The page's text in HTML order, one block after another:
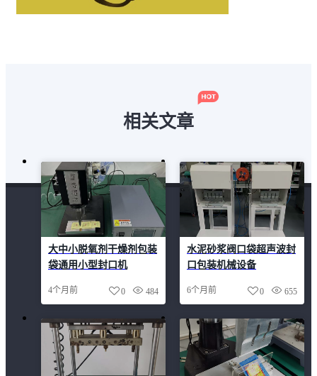
相关文章
大中小脱氧剂干燥剂包装
袋通用小型封口机
4个月前 484
0
水泥砂浆阀口袋超声波封
口包装机械设备
6个月前 655
0